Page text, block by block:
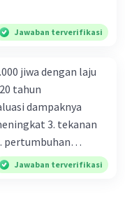
Jawaban terverifikasi
jiwa dengan laju
tahun
dampaknya
3. tekanan
pertumbuhan
D. tidak
penduduk penting
Jawaban terverifikasi